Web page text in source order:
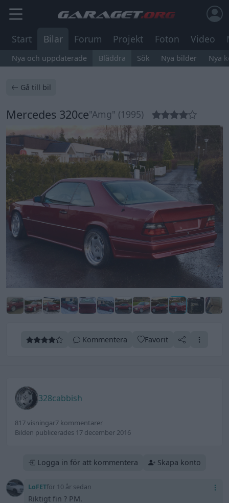
Start Bilar Forum Projekt Foton Video
Nya och uppdaterade Bläddra Sök Nya bilder Nya
Gå till bil
Mercedes 320ce"Amg" (1995)
Kommentera Favorit
328cabbish
817 visningar7 kommentarer
Bilden publicerades 17 december 2016
Logga in för att kommentera Skapa konto
LoFETför 10 år sedan
Riktigt fin ? PM.